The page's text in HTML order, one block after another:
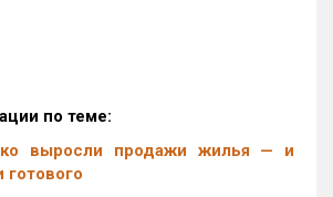
по теме:
выросли продажи жилья — и
готового